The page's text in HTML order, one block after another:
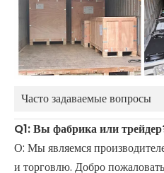
Часто задаваемые вопросы
Q1: Вы фабрика или
О: Мы являемся
и торговлю. Добро